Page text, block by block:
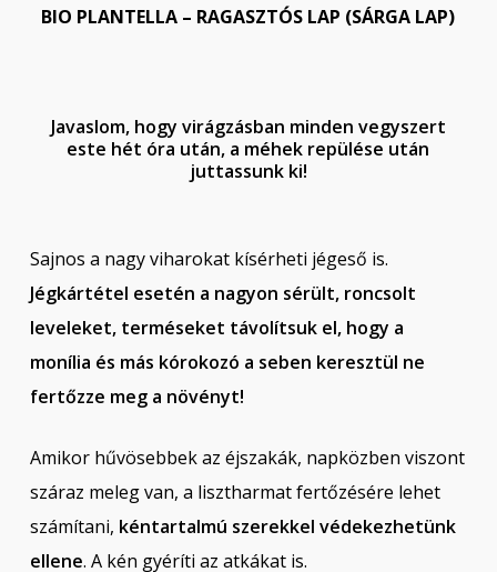
BIO PLANTELLA – RAGASZTÓS LAP (SÁRGA LAP)
Javaslom, hogy virágzásban minden vegyszert
este hét óra után, a méhek repülése után
juttassunk ki!
Sajnos a nagy viharokat kísérheti jégeső is.
Jégkártétel esetén a nagyon sérült, roncsolt
leveleket, terméseket távolítsuk el, hogy a
monília és más kórokozó a seben keresztül ne
fertőzze meg a növényt!
Amikor hűvösebbek az éjszakák, napközben viszont
száraz meleg van, a lisztharmat fertőzésére lehet
számítani, kéntartalmú szerekkel védekezhetünk
ellene. A kén gyéríti az atkákat is.